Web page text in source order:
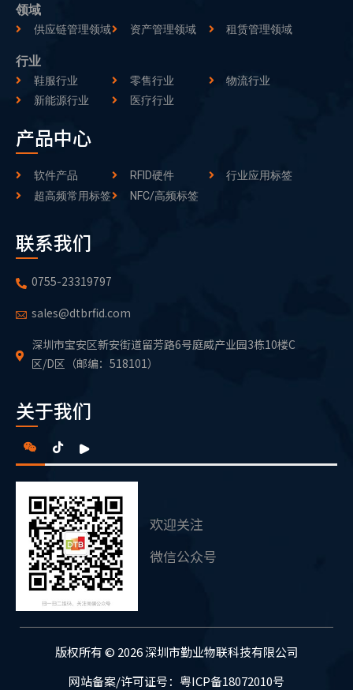
领域
供应链管理领域 资产管理领域 租赁管理领域
行业
鞋服行业 零售行业
物流行业
新能源行业
医疗行业
产品中心
软件产品 RFID硬件
行业应用标签
超高频常用标签
NFC/高频标签
联系我们
0755-23319797
sales@dtbrfid.com
深圳市宝安区新安街道留芳路6号庭威产业园3栋10楼C
区/D区（邮编：518101）
关于我们
欢迎关注
官方抖音号
版权所有 © 2026 深圳市勤业物联科技有限公司
网站备案/许可证号：粤ICP备18072010号